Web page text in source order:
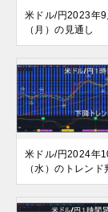
米ドル/円2023年9
（月）の見通し
米ドル/円2024年
（水）のトレンド